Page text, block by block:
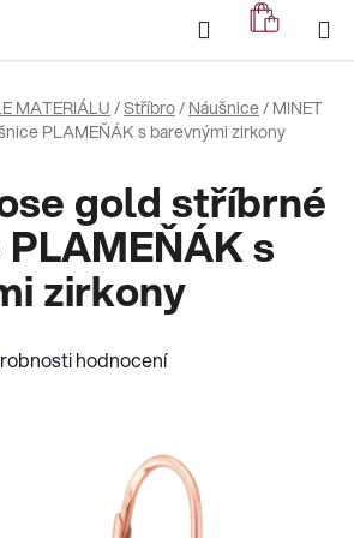
Hledat
KOŠÍK
MATERIÁLU/Stříbro/ Náušnice/ MINET
PLAMEŇÁK s barevnými zirkony
gold stříbrné
s
zirkony
hodnocení